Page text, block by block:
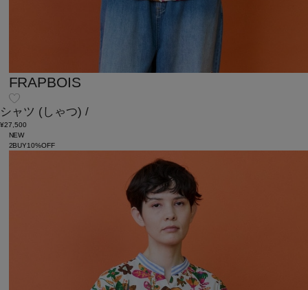
FRAPBOIS
シャツ (しゃつ) /
¥27,500
NEW
2BUY10%OFF